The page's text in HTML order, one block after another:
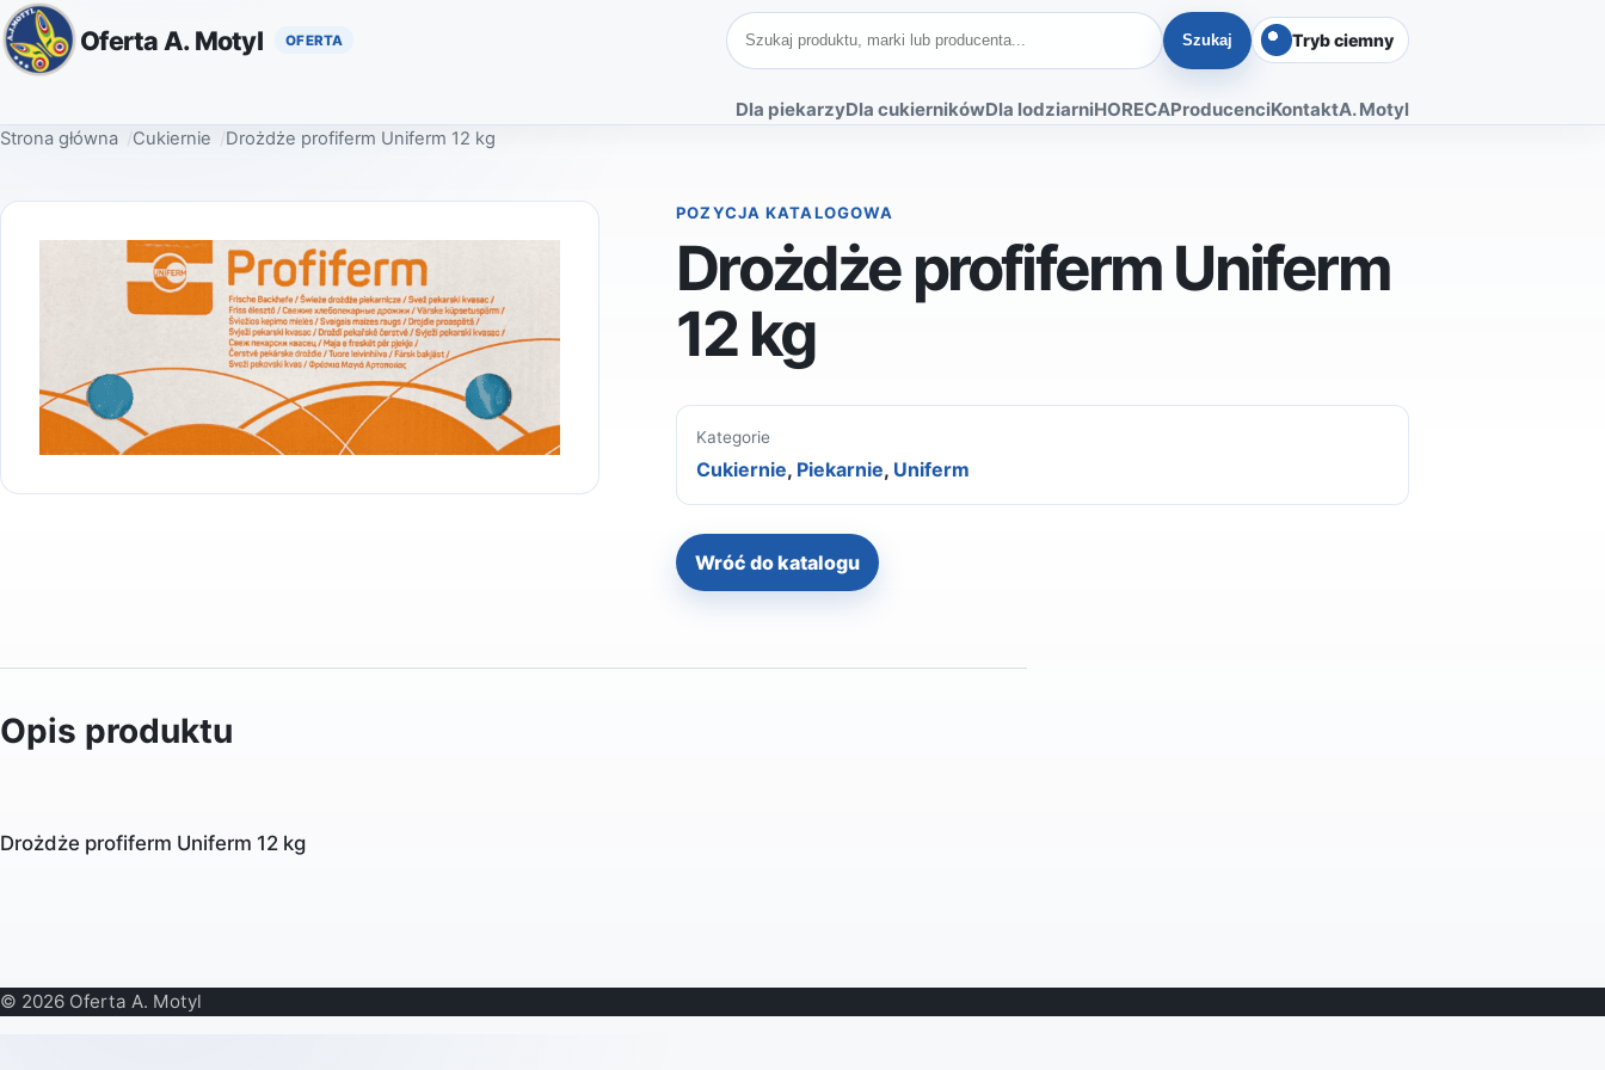
Oferta A. Motyl Szukaj produktów
Szukaj Tryb ciemny
Dla piekarzyDla cukiernikówDla lodziarniHORECAProducenciKontaktA. Motyl
Strona główna Cukiernie Drożdże profiferm Uniferm 12 kg
POZYCJA KATALOGOWA
Drożdże profiferm Uniferm
12 kg
Kategorie
Cukiernie, Piekarnie, Uniferm
Wróć do katalogu
Opis produktu
Drożdże profiferm Uniferm 12 kg
© 2026 Oferta A. Motyl